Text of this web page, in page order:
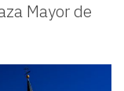
Mayor de